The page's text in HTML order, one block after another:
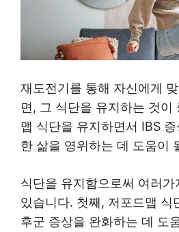
재도전기를 통해 자신에게
면, 그 식단을 유지하는 것이
맵 식단을 유지하면서 IBS
한 삶을 영위하는 데 도움이
식단을 유지함으로써 여러
있습니다. 첫째, 저포드맵 식
후군 증상을 완화하는 데 도